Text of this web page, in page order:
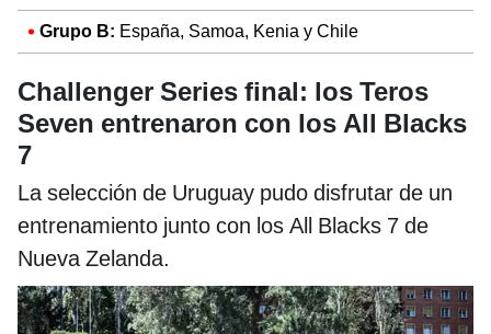
Grupo B: España, Samoa, Kenia y Chile
Challenger Series final: los Teros
Seven entrenaron con los All Blacks
7
La selección de Uruguay pudo disfrutar de un
entrenamiento junto con los All Blacks 7 de
Nueva Zelanda.